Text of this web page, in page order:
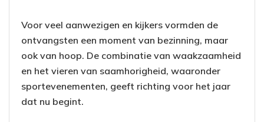
Voor veel aanwezigen en kijkers vormden de
ontvangsten een moment van bezinning, maar
ook van hoop. De combinatie van waakzaamheid
en het vieren van saamhorigheid, waaronder
sportevenementen, geeft richting voor het jaar
dat nu begint.